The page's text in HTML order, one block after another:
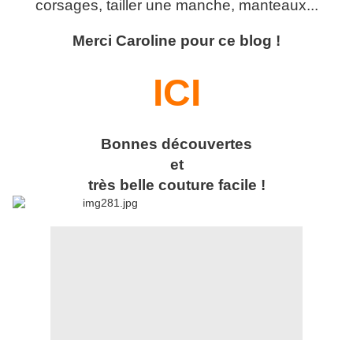
corsages, tailler une manche, manteaux...
Merci Caroline pour ce blog !
ICI
Bonnes découvertes
et
très belle couture facile !